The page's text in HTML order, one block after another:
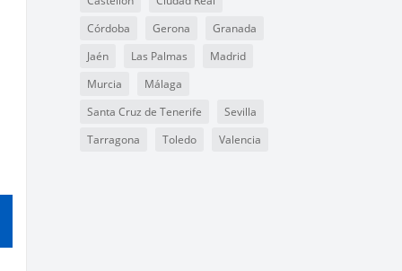
Córdoba
Gerona
Granada
Jaén
Las Palmas
Madrid
Murcia
Málaga
Santa Cruz de Tenerife
Sevilla
Tarragona
Toledo Valencia